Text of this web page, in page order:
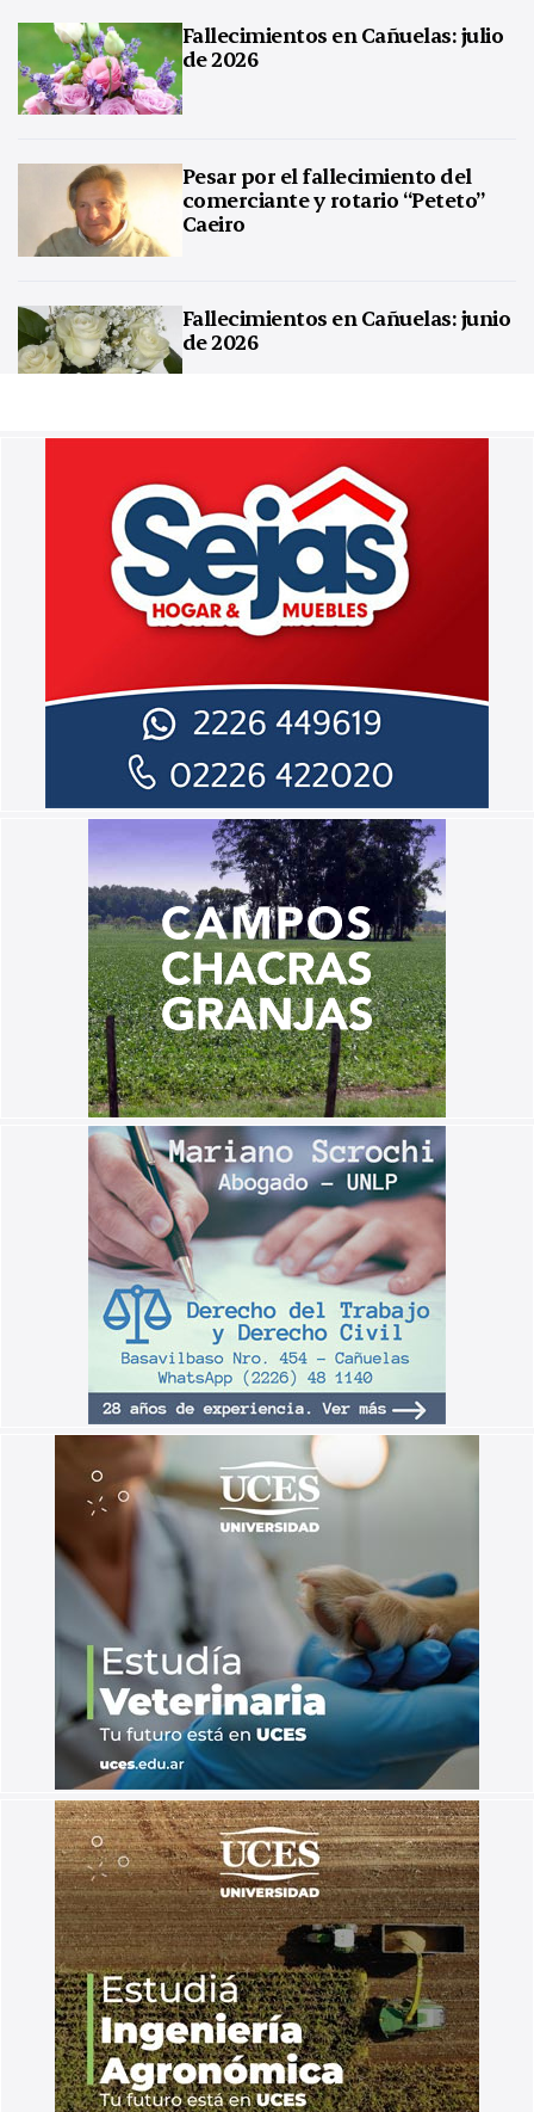
Fallecimientos en Cañuelas: julio
de 2026
Pesar por el fallecimiento del
comerciante y rotario “Peteto”
Caeiro
Fallecimientos en Cañuelas: junio
de 2026